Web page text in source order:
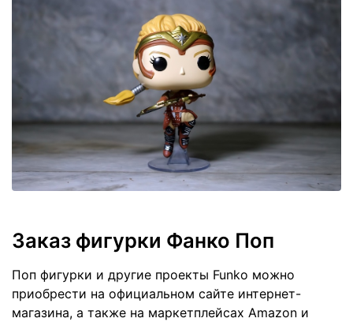
Заказ фигурки Фанко Поп
Поп фигурки и другие проекты Funko можно
приобрести на официальном сайте интернет-
магазина, а также на маркетплейсах Amazon и